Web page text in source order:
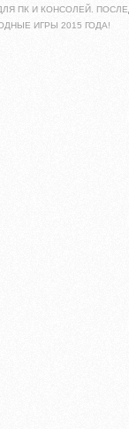
ПК И КОНСОЛЕЙ.
ИГРЫ 2015 ГОДА!